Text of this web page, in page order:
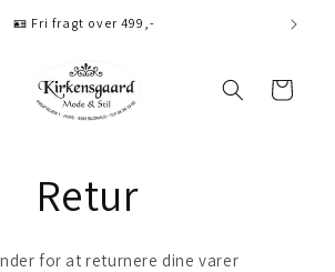
🪪 Fri fragt over 499,-
Indkøbskurv
Retur
for at returnere dine varer